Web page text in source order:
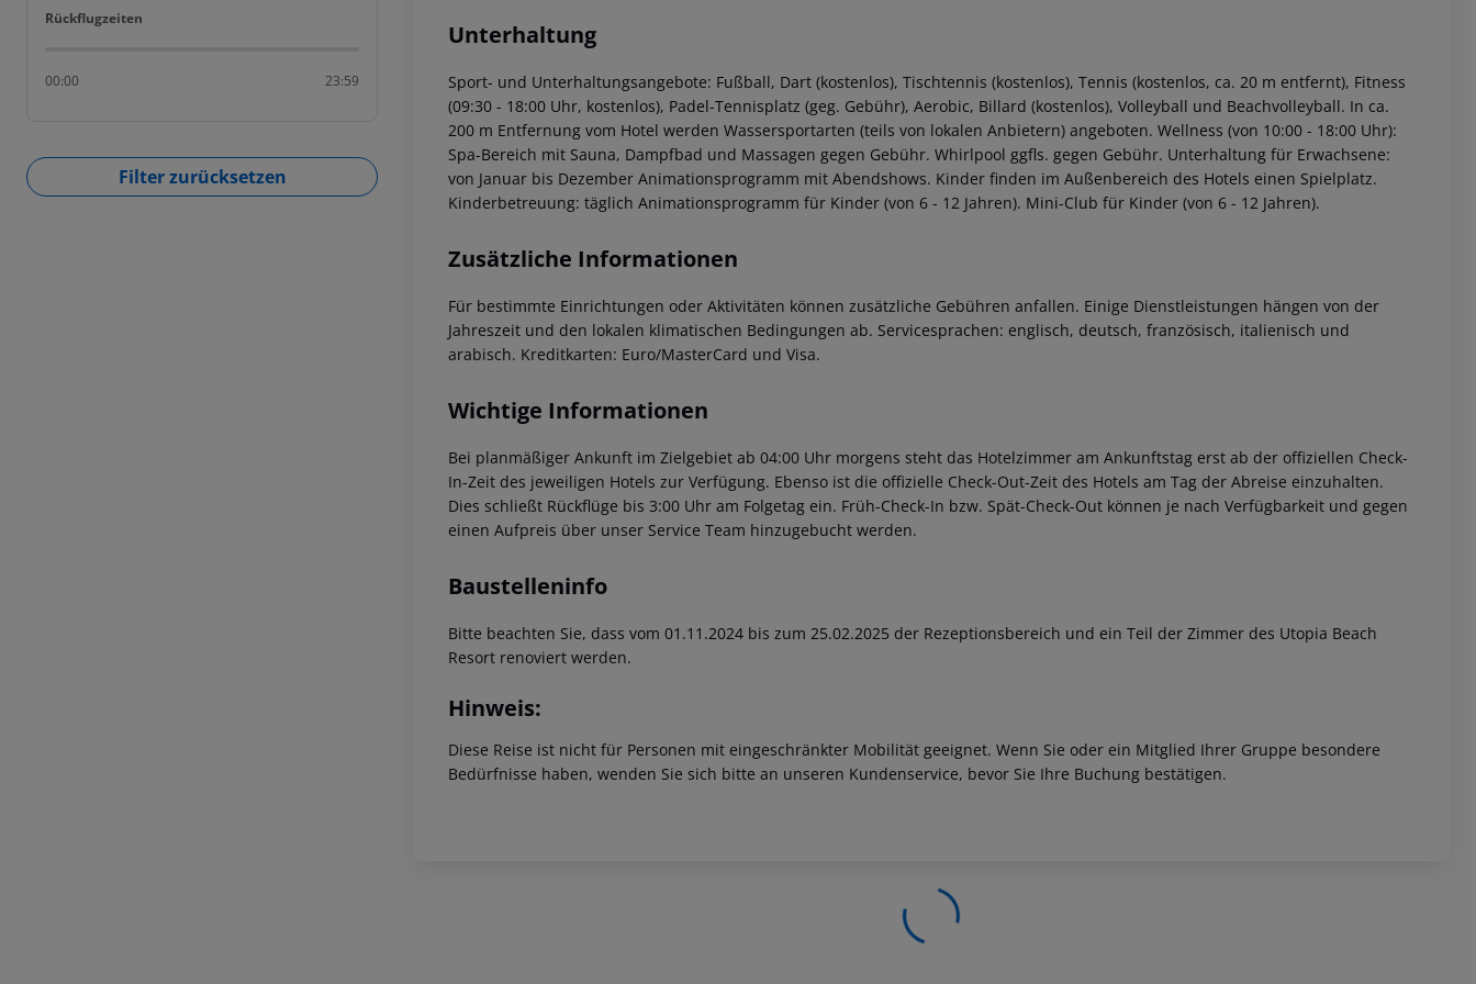
Rückflugzeiten
Rückflugzeiten
00:00 23:59
Filter zurücksetzen
Unterhaltung
Sport- und Unterhaltungsangebote: Fußball, Dart (kostenlos), Tischtennis (kostenlos), Tennis (kostenlos, ca. 20 m entfernt), Fitness
(09:30 - 18:00 Uhr, kostenlos), Padel-Tennisplatz (geg. Gebühr), Aerobic, Billard (kostenlos), Volleyball und Beachvolleyball. In ca.
200 m Entfernung vom Hotel werden Wassersportarten (teils von lokalen Anbietern) angeboten. Wellness (von 10:00 - 18:00 Uhr):
Spa-Bereich mit Sauna, Dampfbad und Massagen gegen Gebühr. Whirlpool ggfls. gegen Gebühr. Unterhaltung für Erwachsene:
von Januar bis Dezember Animationsprogramm mit Abendshows. Kinder finden im Außenbereich des Hotels einen Spielplatz.
Kinderbetreuung: täglich Animationsprogramm für Kinder (von 6 - 12 Jahren). Mini-Club für Kinder (von 6 - 12 Jahren).
Zusätzliche Informationen
Für bestimmte Einrichtungen oder Aktivitäten können zusätzliche Gebühren anfallen. Einige Dienstleistungen hängen von der
Jahreszeit und den lokalen klimatischen Bedingungen ab. Servicesprachen: englisch, deutsch, französisch, italienisch und
arabisch. Kreditkarten: Euro/MasterCard und Visa.
Wichtige Informationen
Bei planmäßiger Ankunft im Zielgebiet ab 04:00 Uhr morgens steht das Hotelzimmer am Ankunftstag erst ab der offiziellen Check-
In-Zeit des jeweiligen Hotels zur Verfügung. Ebenso ist die offizielle Check-Out-Zeit des Hotels am Tag der Abreise einzuhalten.
Dies schließt Rückflüge bis 3:00 Uhr am Folgetag ein. Früh-Check-In bzw. Spät-Check-Out können je nach Verfügbarkeit und gegen
einen Aufpreis über unser Service Team hinzugebucht werden.
Baustelleninfo
Bitte beachten Sie, dass vom 01.11.2024 bis zum 25.02.2025 der Rezeptionsbereich und ein Teil der Zimmer des Utopia Beach
Resort renoviert werden.
Hinweis:
Diese Reise ist nicht für Personen mit eingeschränkter Mobilität geeignet. Wenn Sie oder ein Mitglied Ihrer Gruppe besondere
Bedürfnisse haben, wenden Sie sich bitte an unseren Kundenservice, bevor Sie Ihre Buchung bestätigen.